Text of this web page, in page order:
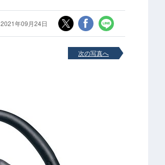
2021年09月24日
次の写真へ